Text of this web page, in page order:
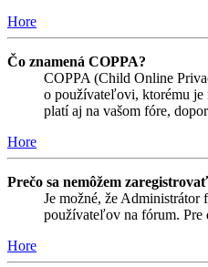
Hore
Čo znamená COPPA?
COPPA (Child Online
o používateľovi, ktorému je
platí aj na vašom fóre,
Hore
Prečo sa nemôžem
Je možné, že
používateľov na fórum. Pre
Hore